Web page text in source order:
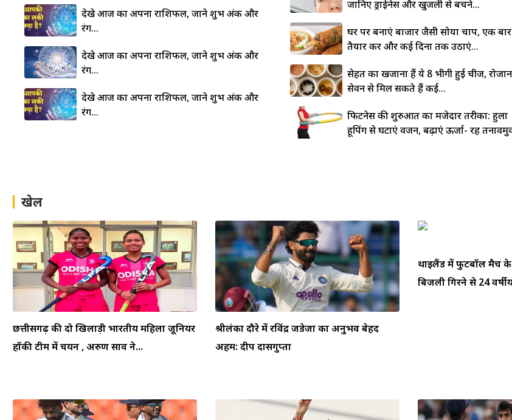
देखे आज का अपना राशिफल, जाने शुभ अंक और
रंग…
देखे आज का अपना राशिफल, जाने शुभ अंक और
रंग…
देखे आज का अपना राशिफल, जाने शुभ अंक और
रंग…
जानिए ड्राईनेस और खुजली से बचने...
घर पर बनाएं बाजार जैसी सोया चाप, एक बार
तैयार करें और कई दिनों तक उठाएं...
सेहत का खजाना हैं ये 8 भीगी हुई चीजें,
सेवन से मिल सकते हैं कई...
फिटनेस की शुरुआत का मजेदार तरीका: हुला
हूपिंग से घटाएं वजन, बढ़ाएं ऊर्जा- रहें
खेल
छत्तीसगढ़ की दो खिलाड़ी भारतीय महिला जूनियर
हॉकी टीम में चयन , अरुण साव ने...
श्रीलंका दौरे में रविंद्र जडेजा का अनुभव बेहद
अहम: दीप दासगुप्ता
थाईलैंड में फुटबॉल मैच के
बिजली गिरने से 24